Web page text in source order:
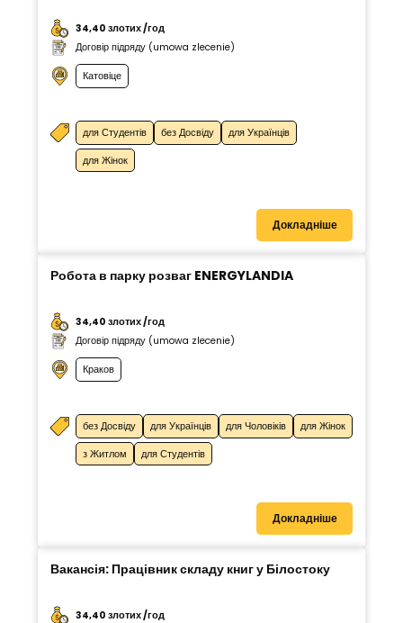
34,40 злотих /год
Договір підряду (umowa zlecenie)
Катовіце
для Студентів без Досвіду для Українців
для Жінок
Докладніше
Робота в парку розваг ENERGYLANDIA
34,40 злотих /год
Договір підряду (umowa zlecenie)
Краков
без Досвіду для Українців для Чоловіків для Жінок
з Житлом для Студентів
Докладніше
Вакансія: Працівник складу книг у Білостоку
34,40 злотих /год